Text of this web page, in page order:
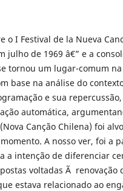
o I Festival de la Nueva
julho de 1969 â€” e a
tornou um lugar-comum
base na análise do
e sua
automática,
Canção Chilena) foi
A nosso ver, foi a
a intenção de diferenciar
voltadas Ã renovação
estava relacionado ao